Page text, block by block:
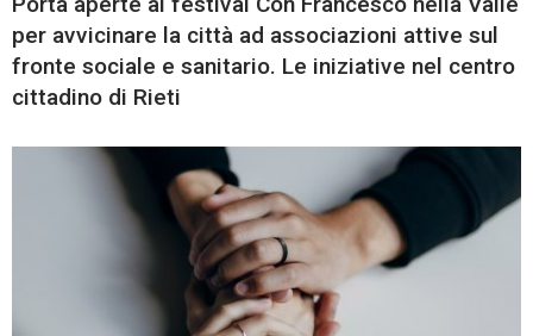
per avvicinare la città ad associazioni attive sul
fronte sociale e sanitario. Le iniziative nel centro
cittadino di Rieti